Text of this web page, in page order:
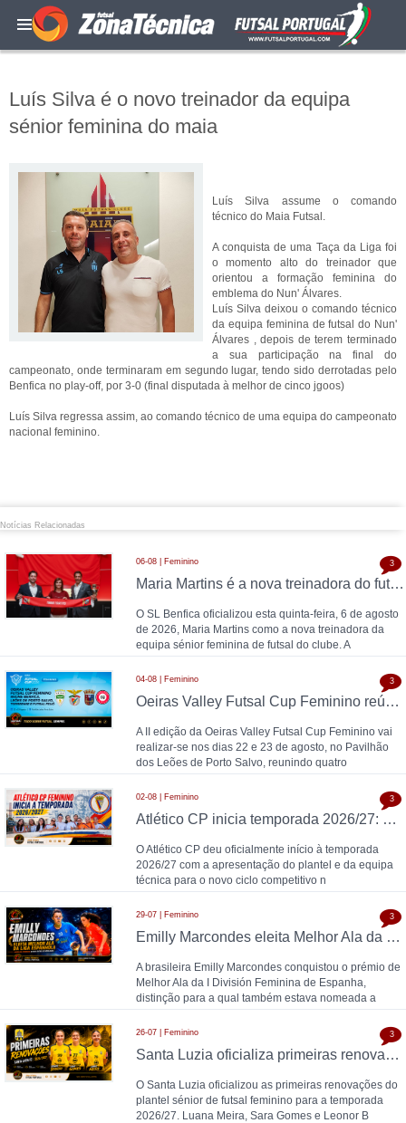
Luís Silva é o novo treinador da equipa
sénior feminina do maia
Luís Silva assume o comando
técnico do Maia Futsal.
A conquista de uma Taça da Liga foi
o momento alto do treinador que
orientou a formação feminina do
emblema do Nun' Álvares.
Luís Silva deixou o comando técnico
da equipa feminina de futsal do Nun'
Álvares , depois de terem terminado
a sua participação na final do
campeonato, onde terminaram em segundo lugar, tendo sido derrotadas pelo
Benfica no play-off, por 3-0 (final disputada à melhor de cinco jgoos)
Luís Silva regressa assim, ao comando técnico de uma equipa do campeonato
nacional feminino.
Notícias Relacionadas
06-08 | Feminino
Maria Martins é a nova treinadora do futsal feminino do SL Benfica: contrato válido até 2028 com as campeãs nacionais
O SL Benfica oficializou esta quinta-feira, 6 de agosto
de 2026, Maria Martins como a nova treinadora da
equipa sénior feminina de futsal do clube. A
3
04-08 | Feminino
Oeiras Valley Futsal Cup Feminino reúne Benfica, Leões de Porto Salvo, Torreense e Futsal Feijó
A II edição da Oeiras Valley Futsal Cup Feminino vai
realizar-se nos dias 22 e 23 de agosto, no Pavilhão
dos Leões de Porto Salvo, reunindo quatro
3
02-08 | Feminino
Atlético CP inicia temporada 2026/27: Pedro Henriques comanda plantel feminino
O Atlético CP deu oficialmente início à temporada
2026/27 com a apresentação do plantel e da equipa
técnica para o novo ciclo competitivo n
3
29-07 | Feminino
Emilly Marcondes eleita Melhor Ala da Liga Espanhola; Carolina Pedreira esteve entre as nomeadas
A brasileira Emilly Marcondes conquistou o prémio de
Melhor Ala da I División Feminina de Espanha,
distinção para a qual também estava nomeada a
3
26-07 | Feminino
Santa Luzia oficializa primeiras renovações para 2026/27: Luana Meira, Sara Gomes e Leonor Brandão
O Santa Luzia oficializou as primeiras renovações do
plantel sénior de futsal feminino para a temporada
2026/27. Luana Meira, Sara Gomes e Leonor B
3